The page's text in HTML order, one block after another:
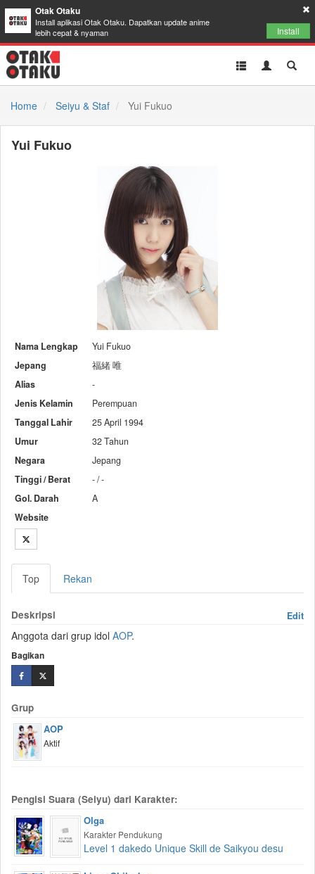
Otak Otaku
Install aplikasi Otak Otaku. Dapatkan update anime
lebih cepat & nyaman
Install
Toggle
Toggle
Home
Seiyu & Staf Yui Fukuo
Yui Fukuo
Nama Lengkap
Yui Fukuo
Jepang
福緒 唯
Alias
-
Jenis Kelamin
Perempuan
Tanggal Lahir
25 April 1994
Umur
32 Tahun
Negara
Jepang
Tinggi / Berat
- / -
Gol. Darah
A
Website
Top Rekan
Deskripsi Edit
Anggota dari grup idol AOP.
Bagikan
Grup
AOP
Aktif
Pengisi Suara (Seiyu) dari Karakter:
Olga
Karakter Pendukung
Level 1 dakedo Unique Skill de Saikyou desu